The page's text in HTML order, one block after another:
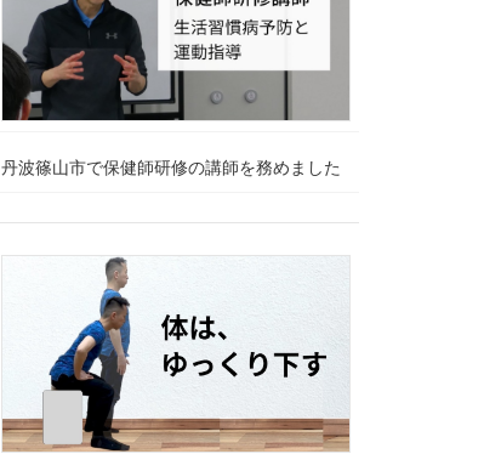
丹波篠山市で保健師研修の講師を務めました